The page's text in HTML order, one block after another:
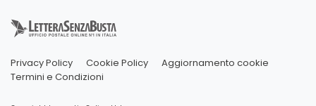
Privacy Policy Cookie Policy
Aggiornamento cookie
Termini e Condizioni